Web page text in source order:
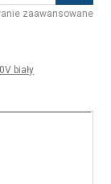
zaawansowane
biały